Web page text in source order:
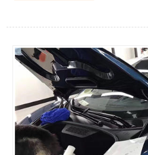
是如果损坏比较大的范围，就得更
一、未购置新增设备险
全责或则部分责任，出现需要更换
贴装费用的。但是如果是对方车全
对方是需要赔付全部损失包含车衣膜
二、已购置新增设备险
首先，新增设备险是保险公司可投
偿由于发生碰撞等意外事故，而
失。新增设备可以是加装的制冷设
皮或电动座椅、外包围、大灯及轮
在装贴隐形车衣后购置一份新增设备
从上面的图片车主朋友们可以发现
便宜，每万元才会增加100元的保
险不值一提。